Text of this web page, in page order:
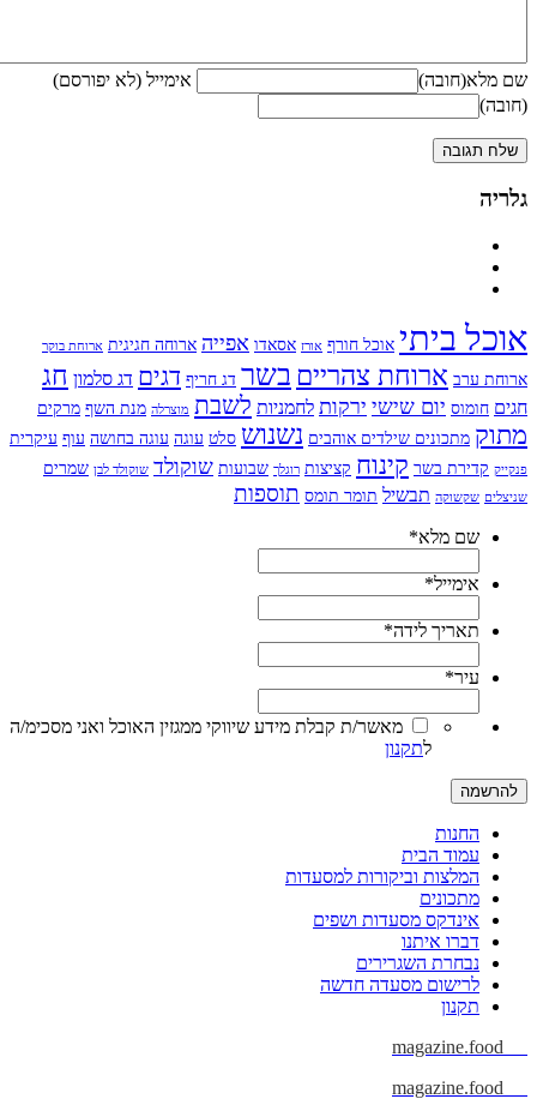
אימייל (לא יפורסם)
ביתי אוכל חורף אורז אסאדו אפייה ארוחה חגיגית ארוחת בוקר
ארוחת צהרייםבשר דג חריף דגים דג סלמון חג
יום שישי ירקות לחמניות לשבת מוצרלה מנת השף מרקים
מתכונים שילדים אוהבים נשנוש סלט עוגה עוגה בחושה עוף עיקרית
בשר קינוח קציצות רוגלך שבועות שוקולד שוקולד לבן שמרים
תבשיל תומר תומס תוספות
מלא *
*
לידה*
מאשר/ת קבלת מידע שיווקי ממגזין האוכל ואני מסכימ/ה
הבית
וביקורות למסעדות
מסעדות ושפים
איתנו
השגרירים
מסעדה חדשה